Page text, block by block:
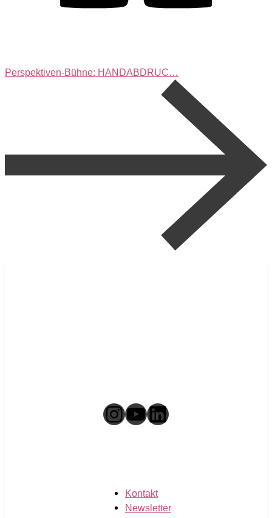
Perspektiven-Bühne: HANDABDRUC…
Instagram
YouTube
LinkedIn
Kontakt
Newsletter